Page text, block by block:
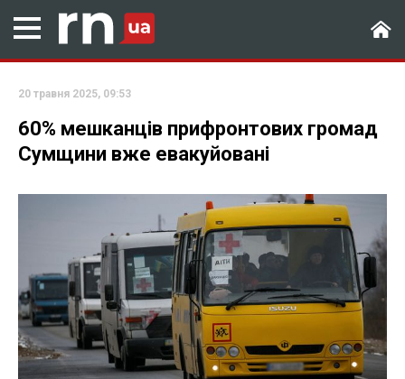
20 травня 2025, 09:53
60% мешканців прифронтових громад
Сумщини вже евакуйовані